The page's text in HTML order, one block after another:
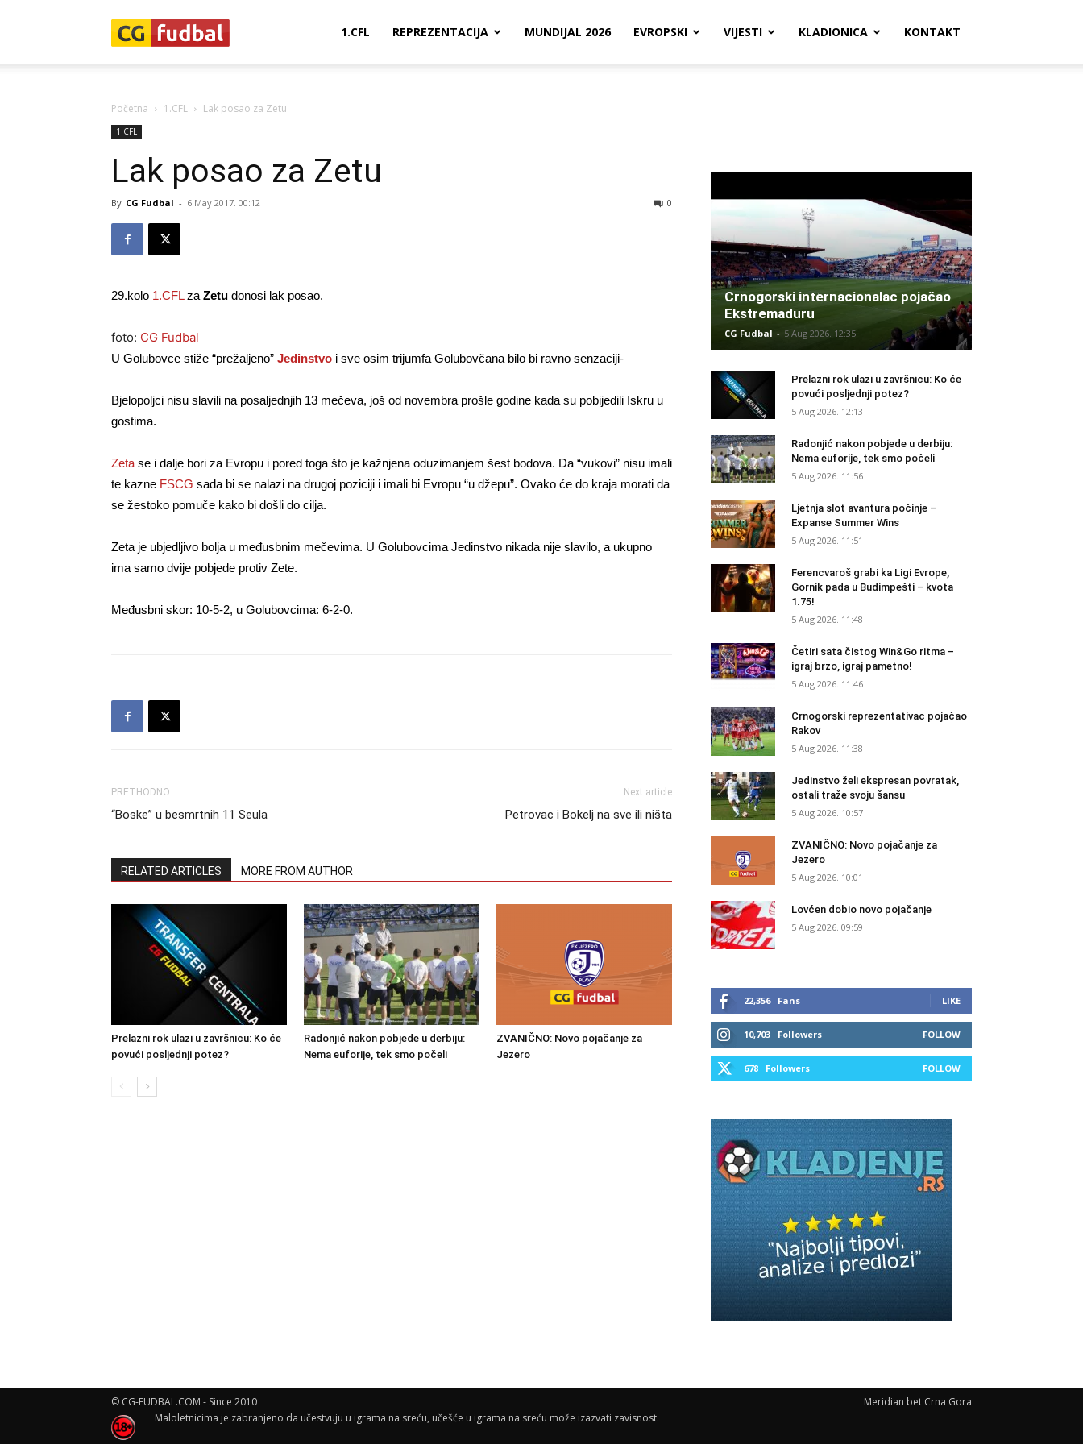
1.CFL REPREZENTACIJA MUNDIJAL 2026 EVROPSKI VIJESTI KLADIONICA KONTAKT
Početna 1.CFL Lak posao za Zetu
1.CFL
Lak posao za Zetu
By CG Fudbal - 6 May 2017. 00:12 0
29.kolo 1.CFLza Zetu donosi lak posao.
foto: CG Fudbal
U Golubovce stiže “prežaljeno” Jedinstvo i sve osim trijumfa Golubovčana bilo bi ravno senzaciji-
Bjelopoljci nisu slavili na posaljednjih 13 mečeva, još od novembra prošle godine kada su pobijedili Iskru u
gostima.
Zeta se i dalje bori za Evropu i pored toga što je kažnjena oduzimanjem šest bodova. Da “vukovi” nisu imali
te kazne FSCG sada bi se nalazi na drugoj poziciji i imali bi Evropu “u džepu”. Ovako će do kraja morati da
se žestoko pomuče kako bi došli do cilja.
Zeta je ubjedljivo bolja u međusbnim mečevima. U Golubovcima Jedinstvo nikada nije slavilo, a ukupno
ima samo dvije pobjede protiv Zete.
Međusbni skor: 10-5-2, u Golubovcima: 6-2-0.
PRETHODNO
“Boske” u besmrtnih 11 Seula
Next article
Petrovac i Bokelj na sve ili ništa
RELATED ARTICLES MORE FROM AUTHOR
Prelazni rok ulazi u završnicu: Ko će
povući posljednji potez?
Radonjić nakon pobjede u derbiju:
Nema euforije, tek smo počeli
ZVANIČNO: Novo pojačanje za
Jezero
Crnogorski internacionalac pojačao
Ekstremaduru
CG Fudbal - 5 Aug 2026. 12:35
Prelazni rok ulazi u završnicu: Ko će
povući posljednji potez?
5 Aug 2026. 12:13
Radonjić nakon pobjede u derbiju:
Nema euforije, tek smo počeli
5 Aug 2026. 11:56
Ljetnja slot avantura počinje –
Expanse Summer Wins
5 Aug 2026. 11:51
Ferencvaroš grabi ka Ligi Evrope,
Gornik pada u Budimpešti – kvota
1.75!
5 Aug 2026. 11:48
Četiri sata čistog Win&Go ritma –
igraj brzo, igraj pametno!
5 Aug 2026. 11:46
Crnogorski reprezentativac pojačao
Rakov
5 Aug 2026. 11:38
Jedinstvo želi ekspresan povratak,
ostali traže svoju šansu
5 Aug 2026. 10:57
ZVANIČNO: Novo pojačanje za
Jezero
5 Aug 2026. 10:01
Lovćen dobio novo pojačanje
5 Aug 2026. 09:59
22,356 Fans LIKE
10,703 Followers FOLLOW
678 Followers FOLLOW
Meridian bet Crna Gora
© CG-FUDBAL.COM - Since 2010
Maloletnicima je zabranjeno da učestvuju u igrama na sreću, učešće u igrama na sreću može izazvati zavisnost.